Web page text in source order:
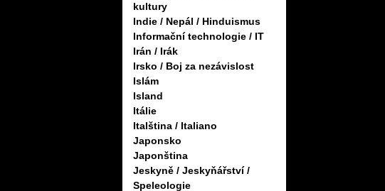
kultury
Indie / Nepál / Hinduismus
Informační technologie / IT
Irán / Irák
Irsko / Boj za nezávislost
Islám
Island
Itálie
Italština / Italiano
Japonsko
Japonština
Jeskyně / Jeskyňářství /
Speleologie